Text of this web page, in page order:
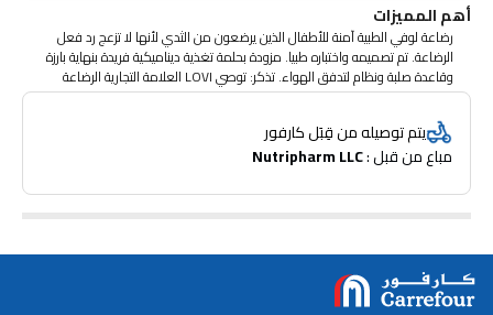
أهم المميزات
رضاعة لوفي الطبية آمنة للأطفال الذين يرضعون من الثدي لأنها لا تزعج رد فعل
الرضاعة. تم تصميمه واختباره طبيا. مزودة بحلمة تغذية ديناميكية فريدة بنهاية بارزة
وقاعدة صلبة ونظام لتدفق الهواء. تذكر: توصي LOVI العلامة التجارية الرضاعة
الطبيعية كما أصح ميثود لتغذية. يجب استخدام طرق التغذية البديلة بعد التشاور مع
الطبيب أو القابلة أو الصيدلي إذا كانت الرضاعة الطبيعية مستحيلة أو غير كافية.
يتم توصيله من قِبَل كارفور
مباع من قبل : Nutripharm LLC